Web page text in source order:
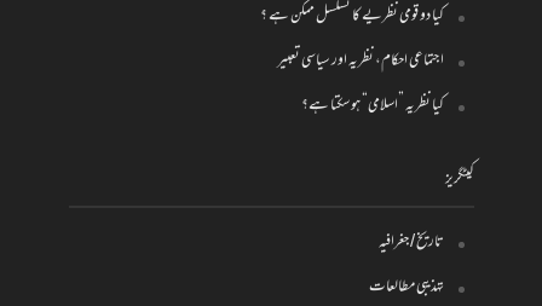
کیا دو قومی نظریے کا تسلسل ممکن ہے ؟
اجتماعی احکام، نظریہ اور سیاسی تعبیر
کیا نظریہ ”اسلامی“ ہو سکتا ہے؟
کیٹگریز
تاریخ / جغرافیہ
تہذیبی مطالعات